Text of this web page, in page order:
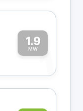
1.9
MW1